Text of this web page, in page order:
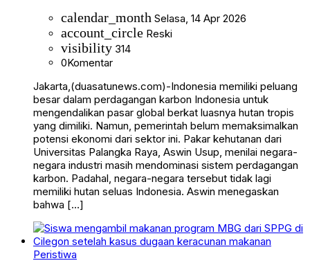
calendar_month Selasa, 14 Apr 2026
account_circle Reski
visibility 314
0Komentar
Jakarta,(duasatunews.com)-Indonesia memiliki peluang
besar dalam perdagangan karbon Indonesia untuk
mengendalikan pasar global berkat luasnya hutan tropis
yang dimiliki. Namun, pemerintah belum memaksimalkan
potensi ekonomi dari sektor ini. Pakar kehutanan dari
Universitas Palangka Raya, Aswin Usup, menilai negara-
negara industri masih mendominasi sistem perdagangan
karbon. Padahal, negara-negara tersebut tidak lagi
memiliki hutan seluas Indonesia. Aswin menegaskan
bahwa […]
Peristiwa